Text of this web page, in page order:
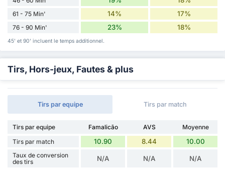
61 - 75 Min' 14% 17%
76 - 90 Min' 23% 18%
45' et 90' incluent le temps additionnel.
Tirs, Hors-jeux, Fautes & plus
Tirs par equipe Tirs par match
Tirs par equipe Famalicão AVS
Moyenne
Tirs par match
10.90 8.44 10.00
Taux de conversion
des tirs
N/A N/A N/A